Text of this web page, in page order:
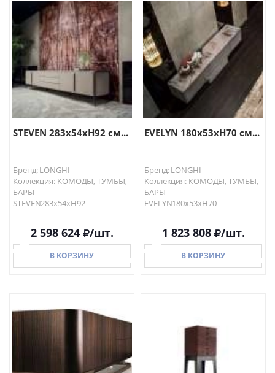
В КОРЗИНУ В КОРЗИНУ
STEVEN 283x54xH92 см...
Бренд: LONGHI
Коллекция: КОМОДЫ, ТУМБЫ,
БАРЫ
STEVEN283x54xH92
2 598 624 /шт.
В КОРЗИНУ
EVELYN 180x53xH70 см...
Бренд: LONGHI
Коллекция: КОМОДЫ, ТУМБЫ,
БАРЫ
EVELYN180x53xH70
1 823 808 /шт.
В КОРЗИНУ
В КОРЗИНУ